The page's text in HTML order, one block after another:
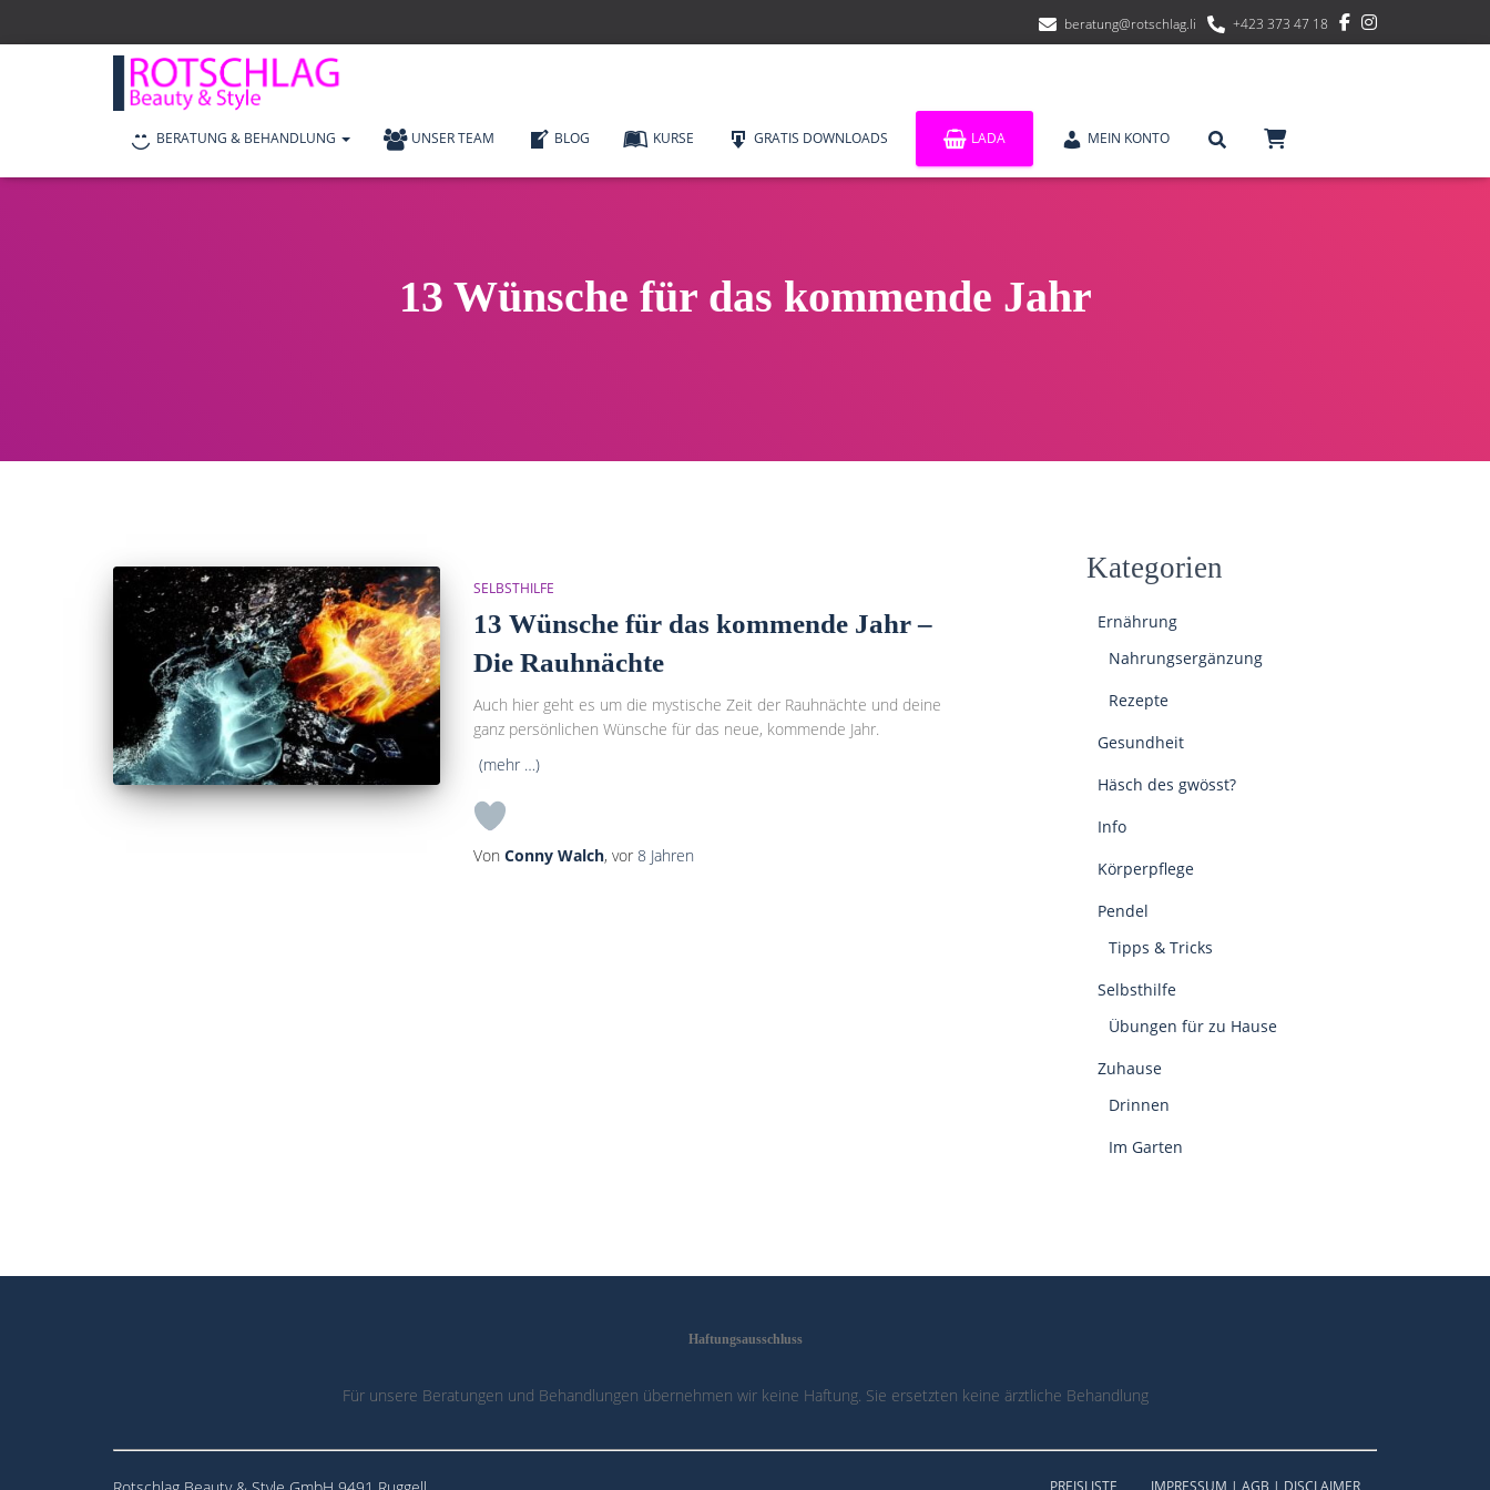
beratung@rotschlag.li +423 373 47 18
BERATUNG & BEHANDLUNG UNSER TEAM BLOG KURSE GRATIS DOWNLOADS LADA MEIN KONTO
13 Wünsche für das kommende Jahr
SELBSTHILFE
13 Wünsche für das kommende Jahr –
Die Rauhnächte
Auch hier geht es um die mystische Zeit der Rauhnächte und deine
ganz persönlichen Wünsche für das neue, kommende Jahr.
(mehr …)
Von Conny Walch, vor 8 Jahren
Kategorien
Ernährung
Nahrungsergänzung
Rezepte
Gesundheit
Häsch des gwösst?
Info
Körperpflege
Pendel
Tipps & Tricks
Selbsthilfe
Übungen für zu Hause
Zuhause
Drinnen
Im Garten
Haftungsausschluss
Für unsere Beratungen und Behandlungen übernehmen wir keine Haftung. Sie ersetzten keine ärztliche Behandlung